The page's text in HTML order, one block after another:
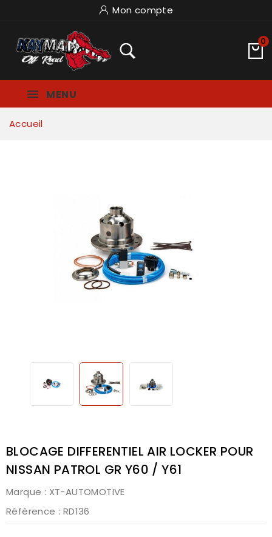
Mon compte
0
MENU
Accueil
BLOCAGE DIFFERENTIEL AIR LOCKER POUR
NISSAN PATROL GR Y60 / Y61
Marque : XT-AUTOMOTIVE
Référence : RD136